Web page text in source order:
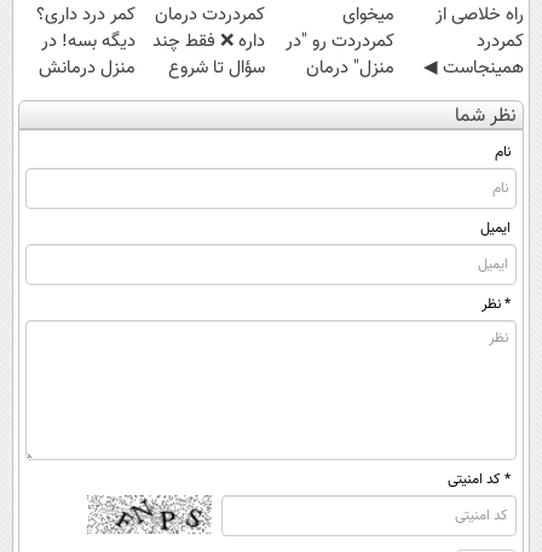
‌راه خلاصی از
کمردرد
همینجاست ◀
فقط کافیه فرم
رو پر کنی!
میخوای
کمردردت رو "در
منزل" درمان
کنی؟ (◂فیلم +
◂پرسش‌نامه)
‌کمردردت درمان
داره ❌ فقط چند
سؤال تا شروع
بهبودی فاصله‌
داری!
کمر درد داری؟
دیگه بسه! در
منزل درمانش
کن
(◀پرسش‌نامه)
نظر شما
نام
ایمیل
* نظر
* کد امنیتی